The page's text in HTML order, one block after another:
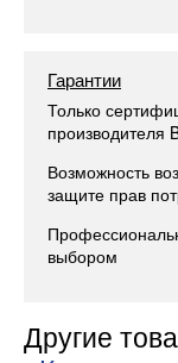
Гарантии
Только
производителя
Возможность
защите прав
выбором
Другие